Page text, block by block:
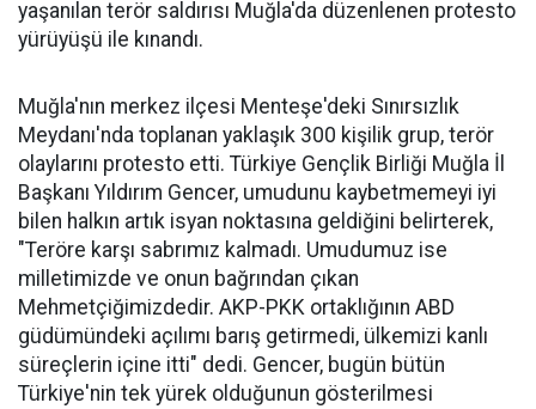
yaşanılan terör saldırısı Muğla'da düzenlenen protesto
yürüyüşü ile kınandı.
Muğla'nın merkez ilçesi Menteşe'deki Sınırsızlık
Meydanı'nda toplanan yaklaşık 300 kişilik grup, terör
olaylarını protesto etti. Türkiye Gençlik Birliği Muğla İl
Başkanı Yıldırım Gencer, umudunu kaybetmemeyi iyi
bilen halkın artık isyan noktasına geldiğini belirterek,
"Teröre karşı sabrımız kalmadı. Umudumuz ise
milletimizde ve onun bağrından çıkan
Mehmetçiğimizdedir. AKP-PKK ortaklığının ABD
güdümündeki açılımı barış getirmedi, ülkemizi kanlı
süreçlerin içine itti" dedi. Gencer, bugün bütün
Türkiye'nin tek yürek olduğunun gösterilmesi